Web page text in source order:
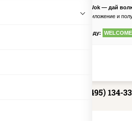
PizzaSushiWok — дай
Скачайте приложение и
по промокоду: WELCOME
+7 (495) 134-